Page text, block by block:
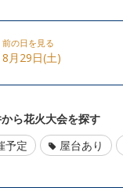
前の日を見る
8月29日(土)
ら花火大会を探す
予定
屋台あり